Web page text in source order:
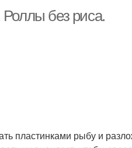
без риса.
пластинками рыбу и